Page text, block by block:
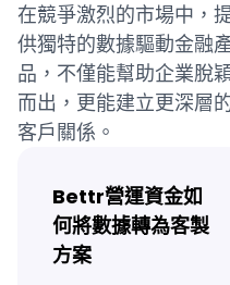
在競爭激烈的市場中，
供獨特的數據驅動金融
品，不僅能幫助企業脫
而出，更能建立更深層
客戶關係。
Bettr營運資金如
何將數據轉為客製
方案